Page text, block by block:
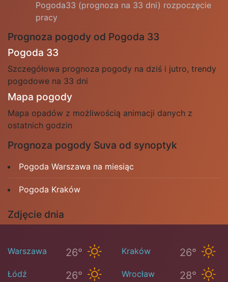
Pogoda33 (prognoza na 33 dni) rozpoczęcie
pracy
Prognoza pogody od Pogoda 33
Pogoda 33
Szczegółowa prognoza pogody na dziś i jutro, trendy
pogodowe na 33 dni
Mapa pogody
Mapa opadów z możliwością animacji danych z
ostatnich godzin
Prognoza pogody Suva od synoptyk
Pogoda Warszawa na miesiąc
Pogoda Kraków
Zdjęcie dnia
Warszawa 26° Kraków 26°
Łódź 26° Wrocław 28°